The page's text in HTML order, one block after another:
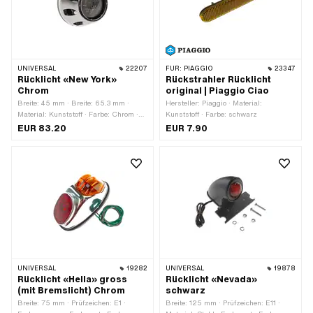
Tiefe: 70 mm
UNIVERSAL 22207
Rücklicht «New York»
Chrom
Breite: 45 mm · Breite: 65.3 mm ·
Material: Kunststoff · Farbe: Chrom ·
Farbe: weiss · Leuchtmittelfassung:
Bremslicht: Ja · Reflektoren: Ja · Tiefe:
EUR 83.20
FÜR: PIAGGIO 23347
Rückstrahler Rücklicht
original | Piaggio Ciao
Hersteller: Piaggio · Material:
Kunststoff · Farbe: schwarz
EUR 7.90
UNIVERSAL 19282
Rücklicht «Hella» gross
(mit Bremslicht) Chrom
Breite: 75 mm · Prüfzeichen: E1 ·
UNIVERSAL 19878
Rücklicht «Nevada»
schwarz
Breite: 125 mm · Prüfzeichen: E11 ·